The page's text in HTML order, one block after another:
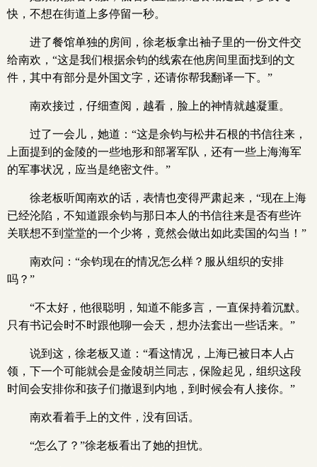
快，不想在街道上多停留一秒。
进了餐馆单独的房间，徐老板拿出袖子里的一份文件交
给南欢，“这是我们根据余钧的线索在他房间里面找到的文
件，其中有部分是外国文字，还请你帮我翻译一下。”
南欢接过，仔细查阅，越看，脸上的神情就越凝重。
过了一会儿，她道：“这是余钧与松井石根的书信往来，
上面提到的金陵的一些地形和部署军队，还有一些上海海军
的军事状况，应当是绝密文件。”
徐老板听闻南欢的话，表情也变得严肃起来，“现在上海
已经沦陷，不知道跟余钧与那日本人的书信往来是否有些许
关联想不到堂堂的一个少将，竟然会做出如此卖国的勾当！”
南欢问：“余钧现在的情况怎么样？服从组织的安排
吗？”
“不太好，他很聪明，知道不能多言，一直保持着沉默。
只有书记会时不时跟他聊一会天，想办法套出一些话来。”
说到这，徐老板又道：“看这情况，上海已被日本人占
领，下一个可能就会是金陵胡兰同志，保险起见，组织这段
时间会安排你和孩子们撤退到内地，到时候会有人接你。”
南欢看着手上的文件，没有回话。
“怎么了？”徐老板看出了她的担忧。